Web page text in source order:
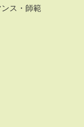
ス・師範